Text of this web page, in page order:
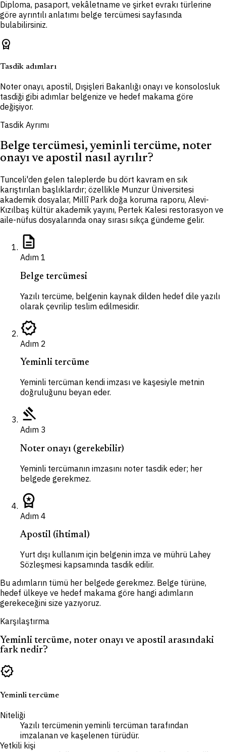
Diploma, pasaport, vekâletname ve şirket evrakı türlerine
göre ayrıntılı anlatımı belge tercümesi sayfasında
bulabilirsiniz.
workspace_premium
Tasdik adımları
Noter onayı, apostil, Dışişleri Bakanlığı onayı ve konsolosluk
tasdiği gibi adımlar belgenize ve hedef makama göre
değişiyor.
Tasdik Ayrımı
Belge tercümesi, yeminli tercüme, noter
onayı ve apostil nasıl ayrılır?
Tunceli'den gelen taleplerde bu dört kavram en sık
karıştırılan başlıklardır; özellikle Munzur Üniversitesi
akademik dosyalar, Millî Park doğa koruma raporu, Alevi-
Kızılbaş kültür akademik yayını, Pertek Kalesi restorasyon ve
aile-nüfus dosyalarında onay sırası sıkça gündeme gelir.
description
Adım 1
Belge tercümesi
Yazılı tercüme, belgenin kaynak dilden hedef dile yazılı
olarak çevrilip teslim edilmesidir.
verified
Adım 2
Yeminli tercüme
Yeminli tercüman kendi imzası ve kaşesiyle metnin
doğruluğunu beyan eder.
gavel
Adım 3
Noter onayı (gerekebilir)
Yeminli tercümanın imzasını noter tasdik eder; her
belgede gerekmez.
workspace_premium
Adım 4
Apostil (ihtimal)
Yurt dışı kullanım için belgenin imza ve mührü Lahey
Sözleşmesi kapsamında tasdik edilir.
Bu adımların tümü her belgede gerekmez. Belge türüne,
hedef ülkeye ve hedef makama göre hangi adımların
gerekeceğini size yazıyoruz.
Karşılaştırma
Yeminli tercüme, noter onayı ve apostil arasındaki
fark nedir?
verified
Yeminli tercüme
Niteliği
Yazılı tercümenin yeminli tercüman tarafından
imzalanan ve kaşelenen türüdür.
Yetkili kişi